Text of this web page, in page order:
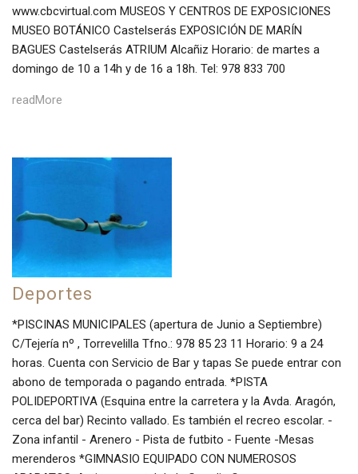
www.cbcvirtual.com MUSEOS Y CENTROS DE EXPOSICIONES
MUSEO BOTÁNICO Castelserás EXPOSICIÓN DE MARÍN
BAGUES Castelserás ATRIUM Alcañiz Horario: de martes a
domingo de 10 a 14h y de 16 a 18h. Tel: 978 833 700
readMore
Deportes
*PISCINAS MUNICIPALES (apertura de Junio a Septiembre)
C/Tejería nº , Torrevelilla Tfno.: 978 85 23 11 Horario: 9 a 24
horas. Cuenta con Servicio de Bar y tapas Se puede entrar con
abono de temporada o pagando entrada. *PISTA
POLIDEPORTIVA (Esquina entre la carretera y la Avda. Aragón,
cerca del bar) Recinto vallado. Es también el recreo escolar. -
Zona infantil - Arenero - Pista de futbito - Fuente -Mesas
merenderos *GIMNASIO EQUIPADO CON NUMEROSOS